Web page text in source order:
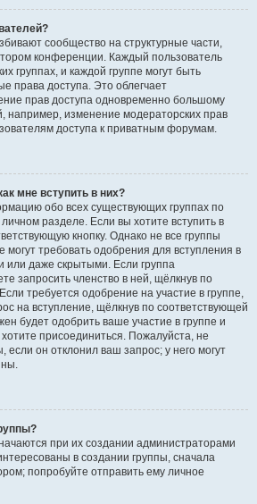
сообщество на структурные части,
конференции. Каждый пользователь
группах, и каждой группе могут быть
права доступа. Это облегчает
прав доступа одновременно большому
например, изменение модераторских прав
доступа к приватным форумам.
мне вступить в них?
обо всех существующих группах по
разделе. Если вы хотите вступить в
кнопку. Однако не все группы
требовать одобрения для вступления в
или даже скрытыми. Если группа
запросить членство в ней, щёлкнув по
требуется одобрение на участие в группе,
на вступление, щёлкнув по соответствующей
будет одобрить ваше участие в группе и
присоединиться. Пожалуйста, не
если он отклонил ваш запрос; у него могут
при их создании администраторами
в создании группы, сначала
попробуйте отправить ему личное